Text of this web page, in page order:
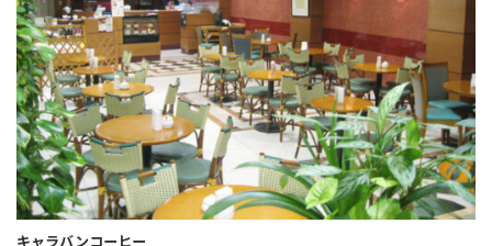
キャラバンコーヒー